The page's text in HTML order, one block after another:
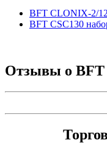
BFT CLONIX-2/
BFT CSC130
Отзывы о BFT